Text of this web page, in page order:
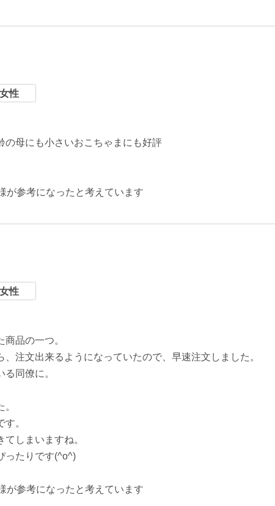
女性
の母にも小さいおこちゃまにも好評
が参考になったと考えています
女性
品の一つ。
注文出来るようになっていたので、早速注文しました。
同僚に。
。
しまいますね。
ったりです(^o^)
が参考になったと考えています